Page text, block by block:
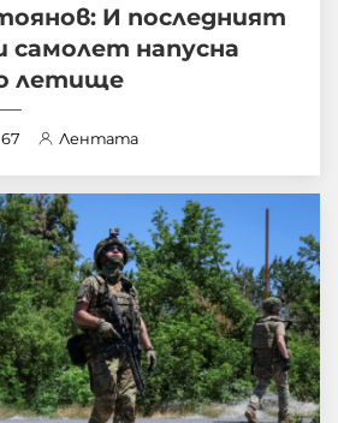
И последният
самолет напусна
летище
67 Лентата